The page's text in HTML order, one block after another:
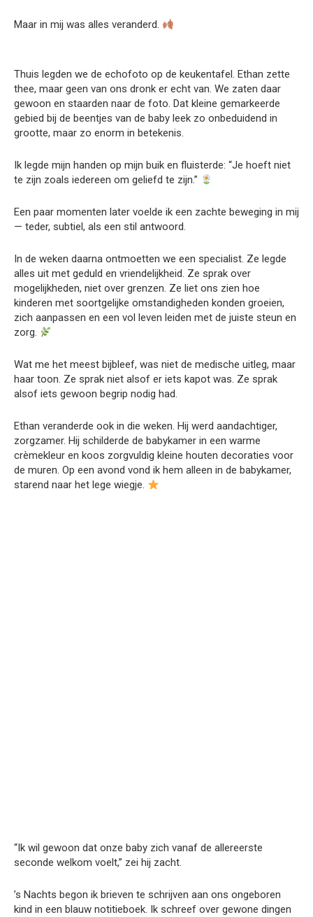
Maar in mij was alles veranderd.
Thuis legden we de echofoto op de keukentafel. Ethan zette
thee, maar geen van ons dronk er echt van. We zaten daar
gewoon en staarden naar de foto. Dat kleine gemarkeerde
gebied bij de beentjes van de baby leek zo onbeduidend in
grootte, maar zo enorm in betekenis.
Ik legde mijn handen op mijn buik en fluisterde: “Je hoeft niet
te zijn zoals iedereen om geliefd te zijn.”
Een paar momenten later voelde ik een zachte beweging in mij
— teder, subtiel, als een stil antwoord.
In de weken daarna ontmoetten we een specialist. Ze legde
alles uit met geduld en vriendelijkheid. Ze sprak over
mogelijkheden, niet over grenzen. Ze liet ons zien hoe
kinderen met soortgelijke omstandigheden konden groeien,
zich aanpassen en een vol leven leiden met de juiste steun en
zorg.
Wat me het meest bijbleef, was niet de medische uitleg, maar
haar toon. Ze sprak niet alsof er iets kapot was. Ze sprak
alsof iets gewoon begrip nodig had.
Ethan veranderde ook in die weken. Hij werd aandachtiger,
zorgzamer. Hij schilderde de babykamer in een warme
crèmekleur en koos zorgvuldig kleine houten decoraties voor
de muren. Op een avond vond ik hem alleen in de babykamer,
starend naar het lege wiegje.
“Ik wil gewoon dat onze baby zich vanaf de allereerste
seconde welkom voelt,” zei hij zacht.
’s Nachts begon ik brieven te schrijven aan ons ongeboren
kind in een blauw notitieboek. Ik schreef over gewone dingen